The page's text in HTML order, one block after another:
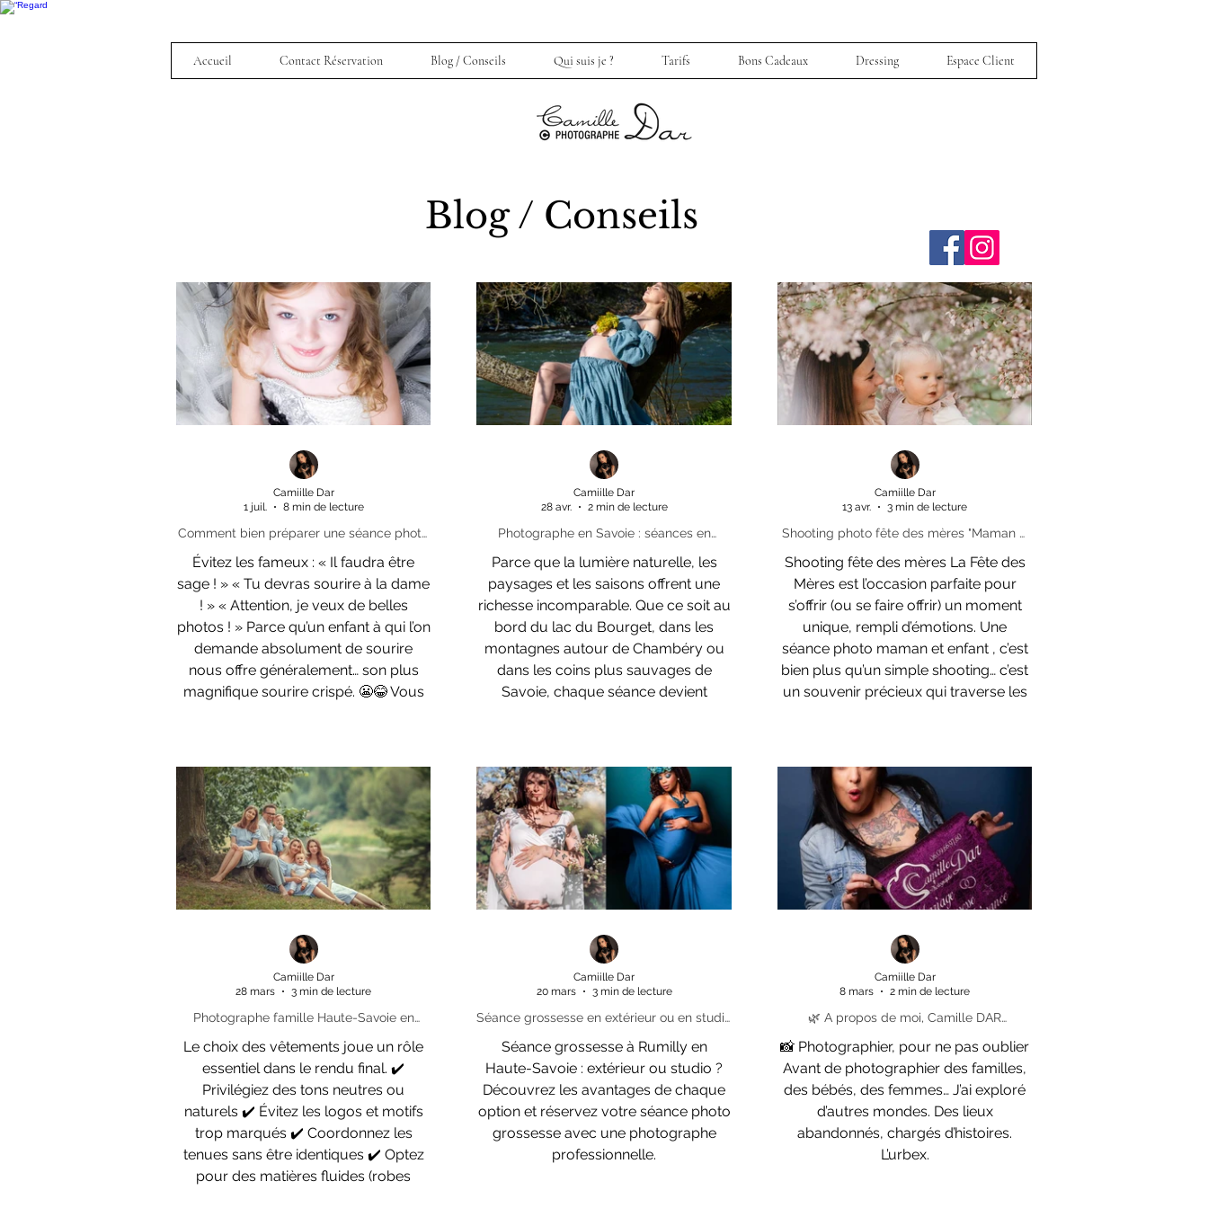
Accueil Contact Réservation Blog / Conseils Qui suis je ? Tarifs Bons Cadeaux Dressing Espace Client
Blog / Conseils
Comment bien préparer une séance photo
Collection Children
Évitez les fameux : « Il faudra être
sage ! » « Tu devras sourire à la dame
! » « Attention, je veux de belles
photos ! » Parce qu’un enfant à qui l’on
demande absolument de sourire
nous offre généralement… son plus
magnifique sourire crispé. 😬😂 Vous
des photos ensemble. Mon travail
consiste ensuite à créer une
connexion avec lui et à m’adapter à sa
personna
Camiille Dar
1 juil.
8 min de lecture
Photographe en Savoie : séances en
Parce que la lumière naturelle, les
paysages et les saisons offrent une
richesse incomparable. Que ce soit au
bord du lac du Bourget, dans les
montagnes autour de Chambéry ou
dans les coins plus sauvages de
Savoie, chaque séance devient
Camiille Dar
28 avr.
2 min de lecture
Shooting photo fête des mères "Maman &
se préparer
Shooting fête des mères La Fête des
Mères est l’occasion parfaite pour
s’offrir (ou se faire offrir) un moment
unique, rempli d’émotions. Une
séance photo maman et enfant , c’est
bien plus qu’un simple shooting… c’est
un souvenir précieux qui traverse les
Haute-Savoie , voici tous mes
conseils pour vivre une expérience
douce, naturelle et réussie 📸 🤍 1.
Choisir le bon st
Camiille Dar
13 avr.
3 min de lecture
Photographe famille Haute-Savoie en
naturels et réussis en Haute-Savoie
Le choix des vêtements joue un rôle
essentiel dans le rendu final. ✔️
Privilégiez des tons neutres ou
naturels ✔️ Évitez les logos et motifs
trop marqués ✔️ Coordonnez les
tenues sans être identiques ✔️ Optez
pour des matières fluides (robes
Camiille Dar
28 mars
3 min de lecture
Séance grossesse en extérieur ou en studio
Séance grossesse à Rumilly en
Haute-Savoie : extérieur ou studio ?
Découvrez les avantages de chaque
option et réservez votre séance photo
grossesse avec une photographe
professionnelle.
Camiille Dar
20 mars
3 min de lecture
🌿 A propos de moi, Camille DAR
📸 Photographier, pour ne pas oublier
Avant de photographier des familles,
des bébés, des femmes… J’ai exploré
d’autres mondes. Des lieux
abandonnés, chargés d’histoires.
L’urbex.
Camiille Dar
8 mars
2 min de lecture